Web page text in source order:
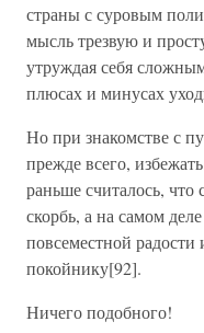
страны с суровым
мысль трезвую и
утруждая себя
плюсах и минусах
Но при знакомстве с
прежде всего,
раньше считалось,
скорбь, а на самом
повсеместной
покойнику[92].
Ничего подобного!